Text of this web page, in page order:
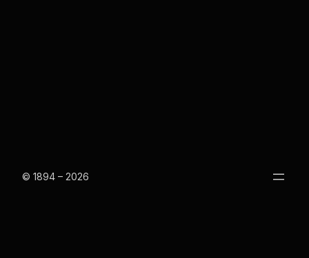
© 1894 – 2026